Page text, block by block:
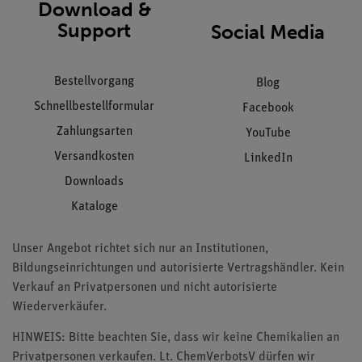
Download &
Support
Bestellvorgang
Schnellbestellformular
Zahlungsarten
Versandkosten
Downloads
Kataloge
Social Media
Blog
Facebook
YouTube
LinkedIn
Unser Angebot richtet sich nur an Institutionen,
Bildungseinrichtungen und autorisierte Vertragshändler. Kein
Verkauf an Privatpersonen und nicht autorisierte
Wiederverkäufer.
HINWEIS: Bitte beachten Sie, dass wir keine Chemikalien an
Privatpersonen verkaufen. Lt. ChemVerbotsV dürfen wir